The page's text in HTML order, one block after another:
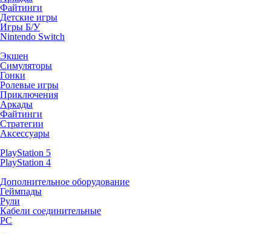
Файтинги
Детские игры
Игры Б/У
Nintendo Switch
Экшен
Симуляторы
Гонки
Ролевые игры
Приключения
Аркады
Файтинги
Стратегии
Аксессуары
PlayStation 5
PlayStation 4
Дополнительное оборудование
Геймпады
Рули
Кабели соединительные
PC